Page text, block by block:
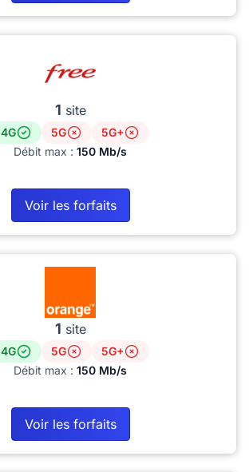
1 site
4G 5G
5G+
Débit max : 150 Mb/s
Voir les forfaits
1 site
4G 5G
5G+
Débit max : 150 Mb/s
Voir les forfaits